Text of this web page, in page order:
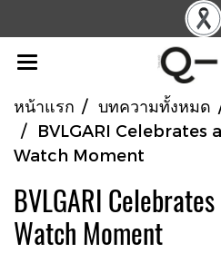
หน้าแรก บทความทั้งหมด
BVLGARI Celebrates
Watch Moment
BVLGARI
Watch Moment